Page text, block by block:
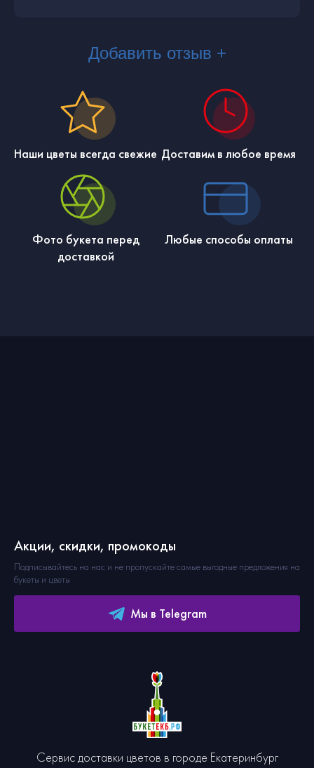
Добавить отзыв +
Наши цветы всегда свежие Доставим в любое время
Фото букета перед
доставкой
Любые способы оплаты
Сервис доставки цветов в городе Екатеринбург
Акции, скидки, промокоды
Подписывайтесь на нас и не пропускайте самые выгодные предложения на
букеты и цветы
Мы в Telegram